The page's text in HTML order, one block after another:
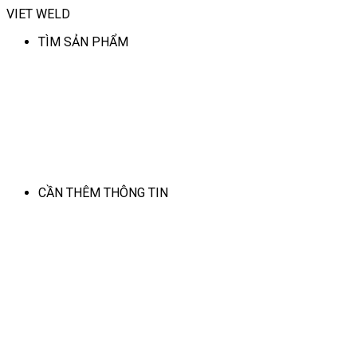
VIET WELD
TÌM SẢN PHẨM
CẦN THÊM THÔNG TIN